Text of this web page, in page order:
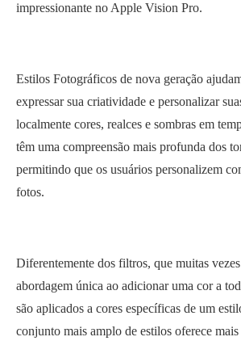
impressionante no Apple Vision Pro.
Estilos Fotográficos de nova geração
expressar sua criatividade e personalizar
localmente cores, realces e sombras em
têm uma compreensão mais profunda dos
permitindo que os usuários personalizem
fotos.
Diferentemente dos filtros, que muitas
abordagem única ao adicionar uma cor a
são aplicados a cores específicas de um
conjunto mais amplo de estilos oferece